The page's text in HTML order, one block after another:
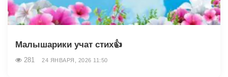
Малышарики учат стих👍
281 24 ЯНВАРЯ, 2026 11:50